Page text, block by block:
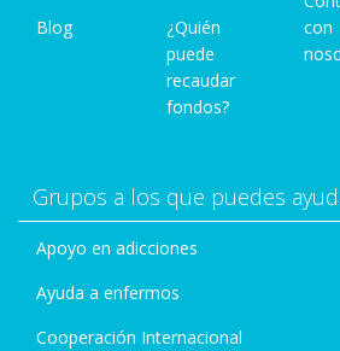
Blog
¿Quién
puede
recaudar
fondos?
con
Grupos a los que puedes
Apoyo en adicciones
Ayuda a enfermos
Cooperación Internacional